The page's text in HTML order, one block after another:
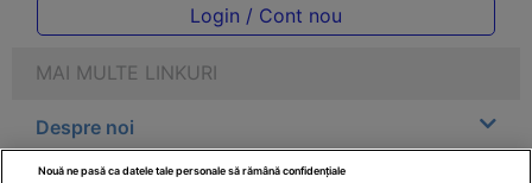
Login / Cont nou
MAI MULTE LINKURI
Despre noi
Nouă ne pasă ca datele tale personale să rămână confidențiale